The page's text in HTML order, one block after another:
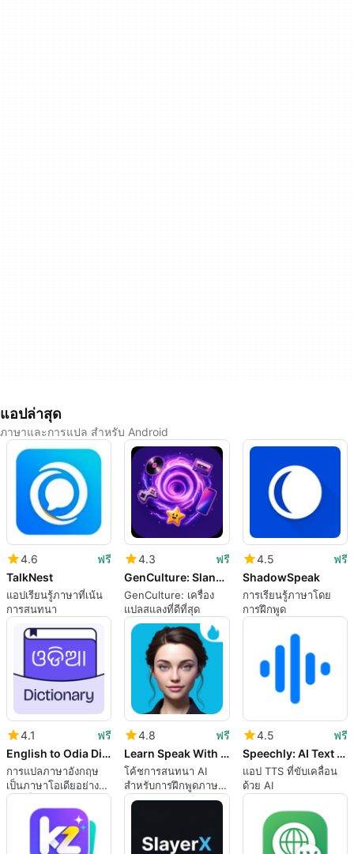
แอปล่าสุด
ภาษาและการแปล สำหรับ Android
4.6
ฟรี
TalkNest
แอปเรียนรู้ภาษาที่เน้น
การสนทนา
4.3
ฟรี
GenCulture: Slang Translator
GenCulture: เครื่อง
แปลสแลงที่ดีที่สุด
4.5
ฟรี
ShadowSpeak
การเรียนรู้ภาษาโดย
การฝึกพูด
4.1
ฟรี
English to Odia Dictionary
การแปลภาษาอังกฤษ
เป็นภาษาโอเดียอย่าง
รวดเร็วและแม่นยำ
4.8
ฟรี
Learn Speak With AI Assistant
โค้ชการสนทนา AI
สำหรับการฝึกพูดภาษา
อังกฤษบน Android
4.5
ฟรี
Speechly: AI Text to Speech
แอป TTS ที่ขับเคลื่อน
ด้วย AI